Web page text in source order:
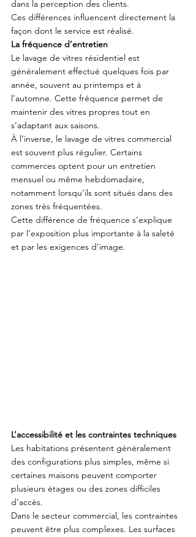
dans la perception des clients.
Ces différences influencent directement la
façon dont le service est réalisé.
La fréquence d’entretien
Le lavage de vitres résidentiel est
généralement effectué quelques fois par
année, souvent au printemps et à
l’automne. Cette fréquence permet de
maintenir des vitres propres tout en
s’adaptant aux saisons.
À l’inverse, le lavage de vitres commercial
est souvent plus régulier. Certains
commerces optent pour un entretien
mensuel ou même hebdomadaire,
notamment lorsqu’ils sont situés dans des
zones très fréquentées.
Cette différence de fréquence s’explique
par l’exposition plus importante à la saleté
et par les exigences d’image.
L’accessibilité et les contraintes techniques
Les habitations présentent généralement
des configurations plus simples, même si
certaines maisons peuvent comporter
plusieurs étages ou des zones difficiles
d’accès.
Dans le secteur commercial, les contraintes
peuvent être plus complexes. Les surfaces